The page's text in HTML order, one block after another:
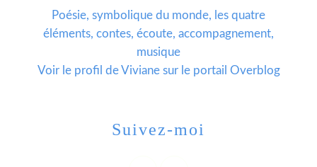
Poésie, symbolique du monde, les quatre
éléments, contes, écoute, accompagnement,
musique
Voir le profil deVivianesur le portail Overblog
Suivez-moi